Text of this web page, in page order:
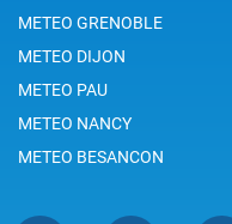
METEO GRENOBLE
METEO DIJON
METEO PAU
METEO NANCY
METEO BESANCON